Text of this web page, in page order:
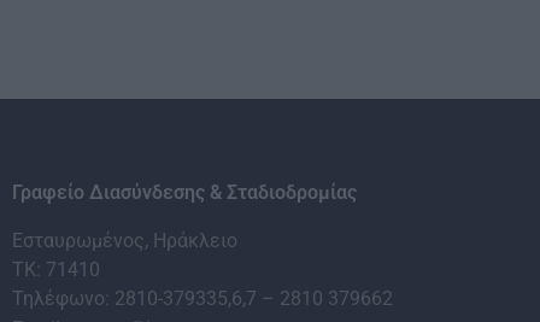
Γραφείο Διασύνδεσης & Σταδιοδρομίας
Εσταυρωμένος, Ηράκλειο
ΤΚ: 71410
Τηλέφωνο: 2810-379335,6,7 – 2810 379662